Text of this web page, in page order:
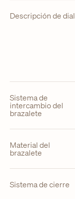
Descripción de dial
Sistema de
intercambio del
brazalete
Material del
brazalete
Sistema de cierre